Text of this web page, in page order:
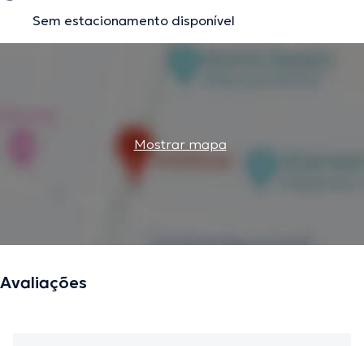
A descrição foi editada pela equipe do doctoranytime, baseada em
Sem estacionamento disponível
Mostrar mapa
Avaliações